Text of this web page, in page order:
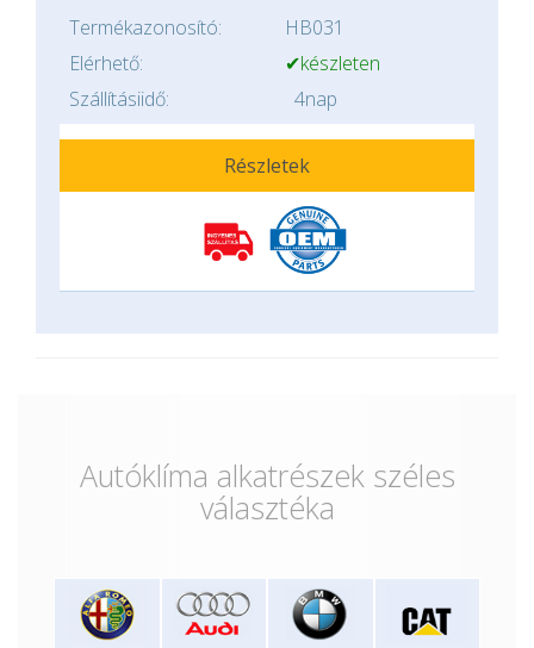
Termékazonosító:
HB031
Elérhető:
✔készleten
Szállításiidő:
4nap
Részletek
Autóklíma alkatrészek széles
választéka